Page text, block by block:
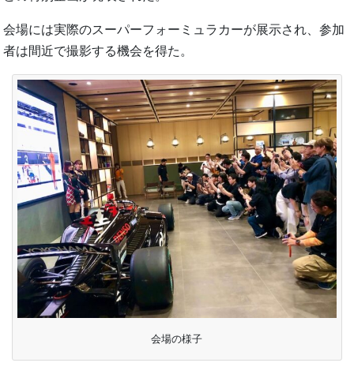
会場には実際のスーパーフォーミュラカーが展示され、参加
者は間近で撮影する機会を得た。
会場の様子